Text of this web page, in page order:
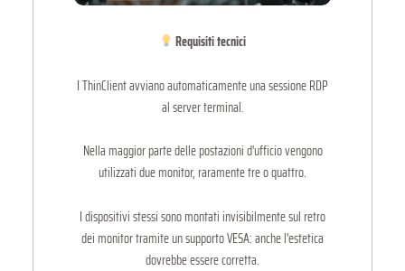
Requisiti tecnici
I ThinClient avviano automaticamente una sessione RDP
al server terminal.
Nella maggior parte delle postazioni d'ufficio vengono
utilizzati due monitor, raramente tre o quattro.
I dispositivi stessi sono montati invisibilmente sul retro
dei monitor tramite un supporto VESA: anche l'estetica
dovrebbe essere corretta.